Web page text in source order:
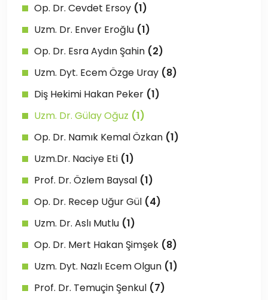
Op. Dr. Cevdet Ersoy (1)
Uzm. Dr. Enver Eroğlu (1)
Op. Dr. Esra Aydın Şahin (2)
Uzm. Dyt. Ecem Özge Uray (8)
Diş Hekimi Hakan Peker (1)
Uzm. Dr. Gülay Oğuz (1)
Op. Dr. Namık Kemal Özkan (1)
Uzm.Dr. Naciye Eti (1)
Prof. Dr. Özlem Baysal (1)
Op. Dr. Recep Uğur Gül (4)
Uzm. Dr. Aslı Mutlu (1)
Op. Dr. Mert Hakan Şimşek (8)
Uzm. Dyt. Nazlı Ecem Olgun (1)
Prof. Dr. Temuçin Şenkul (7)